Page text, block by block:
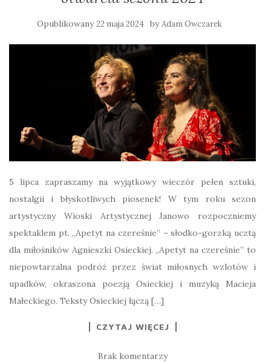
Opublikowany22 maja 2024 byAdam Owczarek
5 lipca zapraszamy na wyjątkowy wieczór pełen sztuki,
nostalgii i błyskotliwych piosenek! W tym roku sezon
artystyczny Wioski Artystycznej Janowo rozpoczniemy
spektaklem pt. „Apetyt na czereśnie” – słodko-gorzką ucztą
dla miłośników Agnieszki Osieckiej. „Apetyt na czereśnie” to
niepowtarzalna podróż przez świat miłosnych wzlotów i
upadków, okraszona poezją Osieckiej i muzyką Macieja
Małeckiego. Teksty Osieckiej łączą […]
CZYTAJ WIĘCEJ
Brak komentarzy